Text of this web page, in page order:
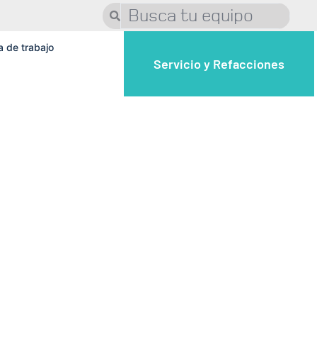
de trabajo
Servicio y Refacciones